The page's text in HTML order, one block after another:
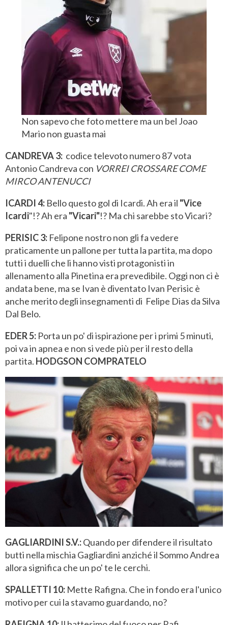
Non sapevo che foto mettere ma un bel Joao
Mario non guasta mai
CANDREVA 3: codice televoto numero 87 vota
Antonio Candreva con VORREI CROSSARE COME
MIRCO ANTENUCCI
ICARDI 4: Bello questo gol di Icardi. Ah era il "Vice
Icardi"!? Ah era "Vicari"!? Ma chi sarebbe sto Vicari?
PERISIC 3: Felipone nostro non gli fa vedere
praticamente un pallone per tutta la partita, ma dopo
tutti i duelli che li hanno visti protagonisti in
allenamento alla Pinetina era prevedibile. Oggi non ci è
andata bene, ma se Ivan è diventato Ivan Perisic è
anche merito degli insegnamenti di Felipe Dias da Silva
Dal Belo.
EDER 5: Porta un po' di ispirazione per i primi 5 minuti,
poi va in apnea e non si vede più per il resto della
partita. HODGSON COMPRATELO
GAGLIARDINI S.V.:Quando per difendere il risultato
butti nella mischia Gagliardini anziché il Sommo Andrea
allora significa che un po' te le cerchi.
SPALLETTI 10: Mette Rafigna. Che in fondo era l'unico
motivo per cui la stavamo guardando, no?